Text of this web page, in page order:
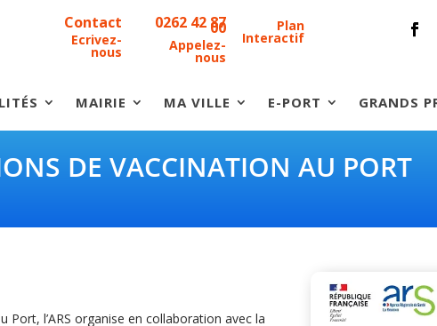
Contact
Ecrivez-
nous
0262 42 87
00
Appelez-
nous
Plan
Interactif
MAIRIE MA VILLE E-PORT GRANDS
DE VACCINATION AU PORT
Port, l’ARS organise en collaboration avec la